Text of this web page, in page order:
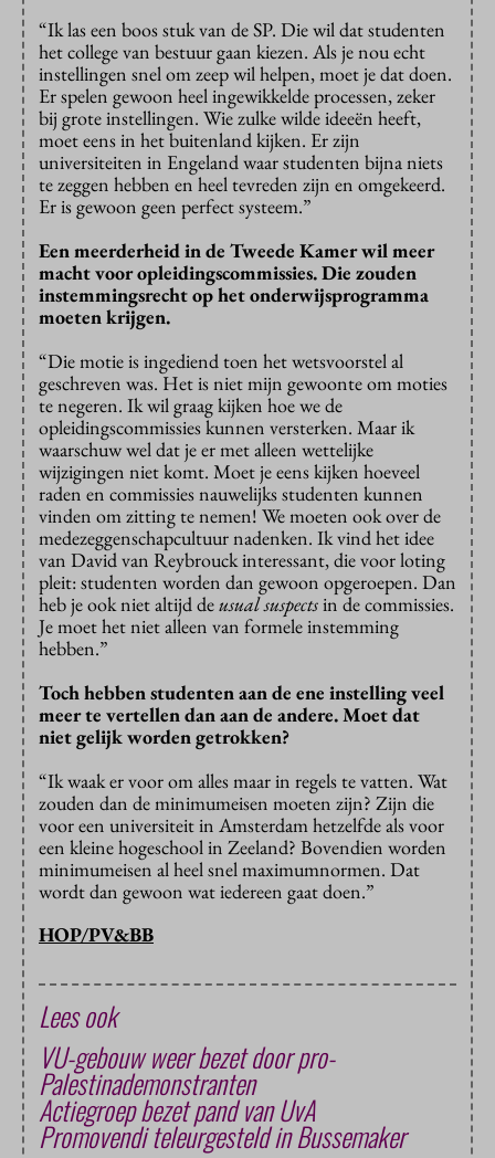
“Ik las een boos stuk van de SP. Die wil dat studenten
het college van bestuur gaan kiezen. Als je nou echt
instellingen snel om zeep wil helpen, moet je dat doen.
Er spelen gewoon heel ingewikkelde processen, zeker
bij grote instellingen. Wie zulke wilde ideeën heeft,
moet eens in het buitenland kijken. Er zijn
universiteiten in Engeland waar studenten bijna niets
te zeggen hebben en heel tevreden zijn en omgekeerd.
Er is gewoon geen perfect systeem.”
Een meerderheid in de Tweede Kamer wil meer
macht voor opleidingscommissies. Die zouden
instemmingsrecht op het onderwijsprogramma
moeten krijgen.
“Die motie is ingediend toen het wetsvoorstel al
geschreven was. Het is niet mijn gewoonte om moties
te negeren. Ik wil graag kijken hoe we de
opleidingscommissies kunnen versterken. Maar ik
waarschuw wel dat je er met alleen wettelijke
wijzigingen niet komt. Moet je eens kijken hoeveel
raden en commissies nauwelijks studenten kunnen
vinden om zitting te nemen! We moeten ook over de
medezeggenschapcultuur nadenken. Ik vind het idee
van David van Reybrouck interessant, die voor loting
pleit: studenten worden dan gewoon opgeroepen. Dan
heb je ook niet altijd deusual suspectsin de commissies.
Je moet het niet alleen van formele instemming
hebben.”
Toch hebben studenten aan de ene instelling veel
meer te vertellen dan aan de andere. Moet dat
niet gelijk worden getrokken?
“Ik waak er voor om alles maar in regels te vatten. Wat
zouden dan de minimumeisen moeten zijn? Zijn die
voor een universiteit in Amsterdam hetzelfde als voor
een kleine hogeschool in Zeeland? Bovendien worden
minimumeisen al heel snel maximumnormen. Dat
wordt dan gewoon wat iedereen gaat doen.”
HOP/PV&BB
Lees ook
VU-gebouw weer bezet door pro-
Palestinademonstranten
Actiegroep bezet pand van UvA
Promovendi teleurgesteld in Bussemaker